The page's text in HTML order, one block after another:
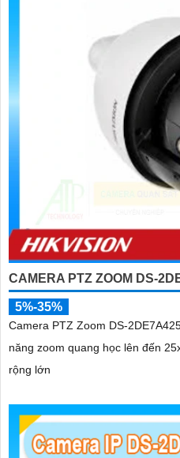
CAMERA PTZ ZOOM DS-
5%-35%
Camera PTZ Zoom DS-
năng zoom quang học lên đến
rộng lớn